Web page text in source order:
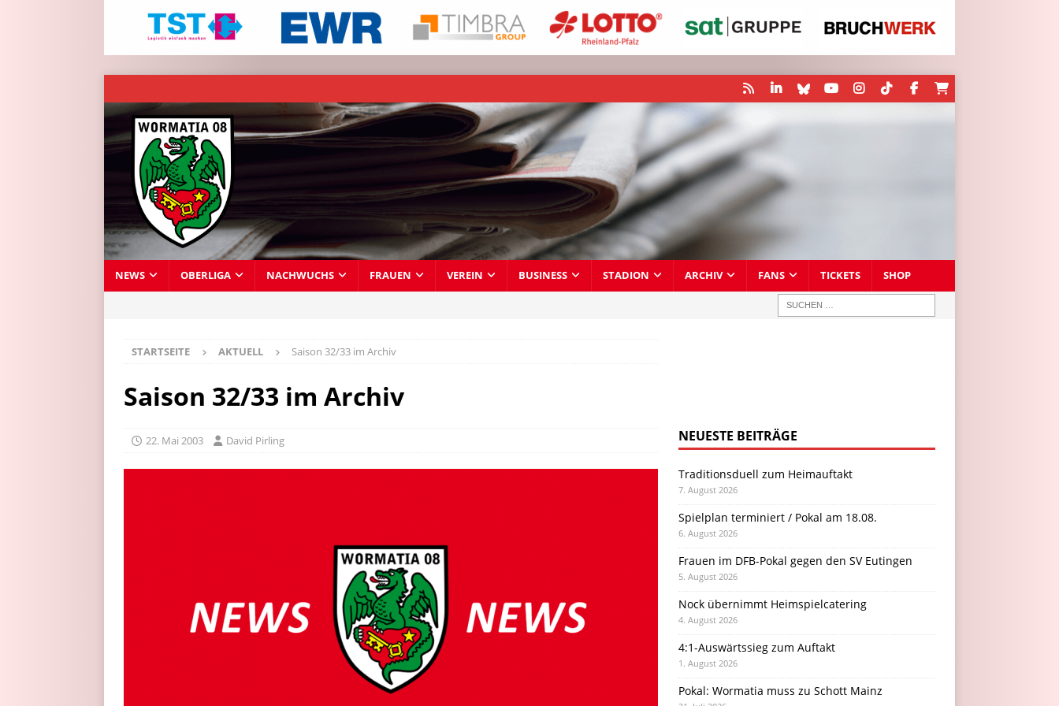
NEWS OBERLIGA NACHWUCHS FRAUEN VEREIN BUSINESS STADION ARCHIV FANS TICKETS SHOP
STARTSEITE AKTUELL Saison 32/33 im Archiv
Saison 32/33 im Archiv
22. Mai 2003 David Pirling NEUESTE BEITRÄGE
Traditionsduell zum Heimauftakt
7. August 2026
Spielplan terminiert / Pokal am 18.08.
6. August 2026
Frauen im DFB-Pokal gegen den SV Eutingen
5. August 2026
Nock übernimmt Heimspielcatering
4. August 2026
4:1-Auswärtssieg zum Auftakt
1. August 2026
Pokal: Wormatia muss zu Schott Mainz